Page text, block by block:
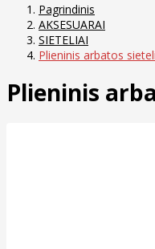
Pagrindinis
AKSESUARAI
SIETELIAI
Plieninis arbatos
Plieninis